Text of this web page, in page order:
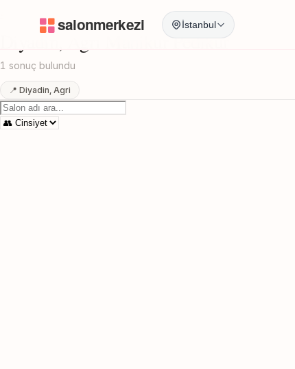
İstanbul
Manikur Pedikur
Diyadin, Agri Manikur Pedikur
1 sonuç bulundu
📍 Diyadin, Agri